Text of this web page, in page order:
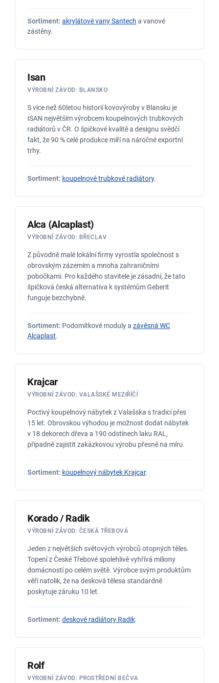
Sortiment: akrylátové vany Santech a vanové
zástěny.
Isan
VÝROBNÍ ZÁVOD: BLANSKO
S více než 60letou historií kovovýroby v Blansku je
ISAN největším výrobcem koupelnových trubkových
radiátorů v ČR. O špičkové kvalitě a designu svědčí
fakt, že 90 % celé produkce míří na náročné exportní
trhy.
Sortiment: koupelnové trubkové radiátory.
Alca (Alcaplast)
VÝROBNÍ ZÁVOD: BŘECLAV
Z původně malé lokální firmy vyrostla společnost s
obrovským zázemím a mnoha zahraničními
pobočkami. Pro každého stavitele je zásadní, že tato
špičková česká alternativa k systémům Geberit
funguje bezchybně.
Sortiment: Podomítkové moduly a závěsná WC
Alcaplast.
Krajcar
VÝROBNÍ ZÁVOD: VALAŠSKÉ MEZIŘÍČÍ
Poctivý koupelnový nábytek z Valašska s tradicí přes
15 let. Obrovskou výhodou je možnost dodat nábytek
v 18 dekorech dřeva a 190 odstínech laku RAL,
případně zajistit zakázkovou výrobu přesně na míru.
Sortiment: koupelnový nábytek Krajcar.
Korado / Radik
VÝROBNÍ ZÁVOD: ČESKÁ TŘEBOVÁ
Jeden z největších světových výrobců otopných těles.
Topení z České Třebové spolehlivě vyhřívá miliony
domácností po celém světě. Výrobce svým produktům
věří natolik, že na desková tělesa standardně
poskytuje záruku 10 let.
Sortiment: deskové radiátory Radik.
Rolf
VÝROBNÍ ZÁVOD: PROSTŘEDNÍ BEČVA